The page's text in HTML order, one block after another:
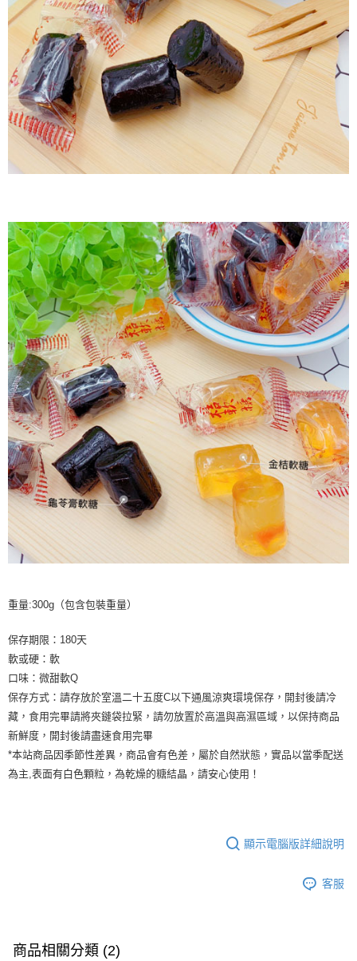
重量:300g（包含包裝重量）
保存期限：180天
軟或硬：軟
口味：微甜軟Q
保存方式：請存放於室溫二十五度C以下通風涼爽環境保存，開封後請冷
藏，食用完畢請將夾鏈袋拉緊，請勿放置於高溫與高濕區域，以保持商品
新鮮度，開封後請盡速食用完畢
*本站商品因季節性差異，商品會有色差，屬於自然狀態，實品以當季配送
為主,表面有白色顆粒，為乾燥的糖結晶，請安心使用！
顯示電腦版詳細說明
客服
商品相關分類 (2)